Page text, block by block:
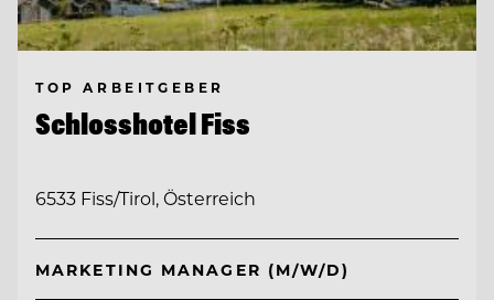
TOP ARBEITGEBER
Schlosshotel Fiss
6533 Fiss/Tirol, Österreich
MARKETING MANAGER (M/W/D)